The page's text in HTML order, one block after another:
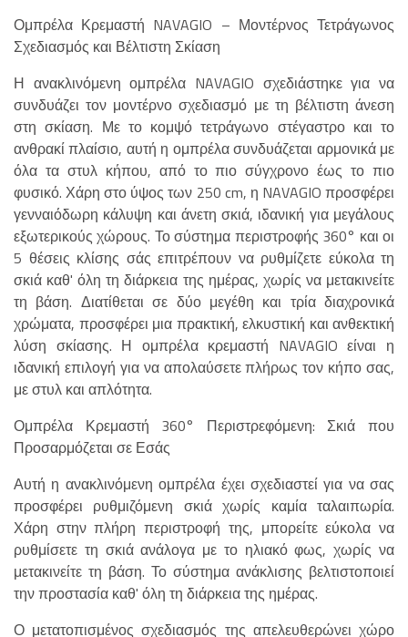
Ομπρέλα Κρεμαστή NAVAGIO – Μοντέρνος Τετράγωνος
Σχεδιασμός και Βέλτιστη Σκίαση
Η ανακλινόμενη ομπρέλα NAVAGIO σχεδιάστηκε για να
συνδυάζει τον μοντέρνο σχεδιασμό με τη βέλτιστη άνεση
στη σκίαση. Με το κομψό τετράγωνο στέγαστρο και το
ανθρακί πλαίσιο, αυτή η ομπρέλα συνδυάζεται αρμονικά με
όλα τα στυλ κήπου, από το πιο σύγχρονο έως το πιο
φυσικό. Χάρη στο ύψος των 250 cm, η NAVAGIO προσφέρει
γενναιόδωρη κάλυψη και άνετη σκιά, ιδανική για μεγάλους
εξωτερικούς χώρους. Το σύστημα περιστροφής 360° και οι
5 θέσεις κλίσης σάς επιτρέπουν να ρυθμίζετε εύκολα τη
σκιά καθ' όλη τη διάρκεια της ημέρας, χωρίς να μετακινείτε
τη βάση. Διατίθεται σε δύο μεγέθη και τρία διαχρονικά
χρώματα, προσφέρει μια πρακτική, ελκυστική και ανθεκτική
λύση σκίασης. Η ομπρέλα κρεμαστή NAVAGIO είναι η
ιδανική επιλογή για να απολαύσετε πλήρως τον κήπο σας,
με στυλ και απλότητα.
Ομπρέλα Κρεμαστή 360° Περιστρεφόμενη: Σκιά που
Προσαρμόζεται σε Εσάς
Αυτή η ανακλινόμενη ομπρέλα έχει σχεδιαστεί για να σας
προσφέρει ρυθμιζόμενη σκιά χωρίς καμία ταλαιπωρία.
Χάρη στην πλήρη περιστροφή της, μπορείτε εύκολα να
ρυθμίσετε τη σκιά ανάλογα με το ηλιακό φως, χωρίς να
μετακινείτε τη βάση. Το σύστημα ανάκλισης βελτιστοποιεί
την προστασία καθ' όλη τη διάρκεια της ημέρας.
Ο μετατοπισμένος σχεδιασμός της απελευθερώνει χώρο